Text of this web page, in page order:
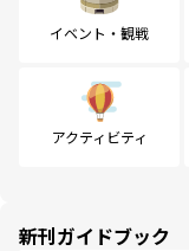
イベント・観戦
アクティビティ
新刊ガイドブック